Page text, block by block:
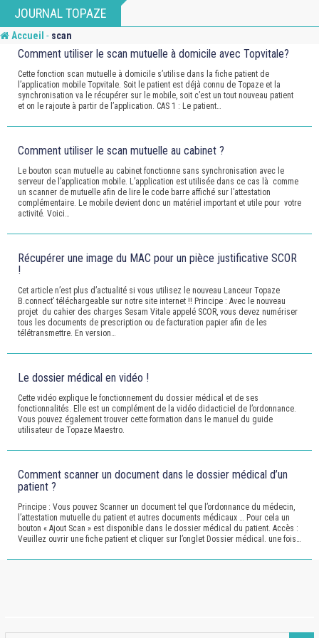
to
content
JOURNAL TOPAZE
Accueil - scan
Comment utiliser le scan mutuelle à domicile avec Topvitale?
Cette fonction scan mutuelle à domicile s’utilise dans la fiche patient de
l’application mobile Topvitale. Soit le patient est déjà connu de Topaze et la
synchronisation va le récupérer sur le mobile, soit c’est un tout nouveau patient
et on le rajoute à partir de l’application. CAS 1 : Le patient…
Comment utiliser le scan mutuelle au cabinet ?
Le bouton scan mutuelle au cabinet fonctionne sans synchronisation avec le
serveur de l’application mobile. L’application est utilisée dans ce cas là comme
un scanner de mutuelle afin de lire le code barre affiché sur l’attestation
complémentaire. Le mobile devient donc un matériel important et utile pour votre
activité. Voici…
Récupérer une image du MAC pour un pièce justificative SCOR
!
Cet article n’est plus d’actualité si vous utilisez le nouveau Lanceur Topaze
B.connect’ téléchargeable sur notre site internet !! Principe : Avec le nouveau
projet du cahier des charges Sesam Vitale appelé SCOR, vous devez numériser
tous les documents de prescription ou de facturation papier afin de les
télétransmettre. En version…
Le dossier médical en vidéo !
Cette vidéo explique le fonctionnement du dossier médical et de ses
fonctionnalités. Elle est un complément de la vidéo didacticiel de l’ordonnance.
Vous pouvez également trouver cette formation dans le manuel du guide
utilisateur de Topaze Maestro.
Comment scanner un document dans le dossier médical d’un
patient ?
Principe : Vous pouvez Scanner un document tel que l’ordonnance du médecin,
l’attestation mutuelle du patient et autres documents médicaux … Pour cela un
bouton « Ajout Scan » est disponible dans le dossier médical du patient. Accès :
Veuillez ouvrir une fiche patient et cliquer sur l’onglet Dossier médical. une fois…